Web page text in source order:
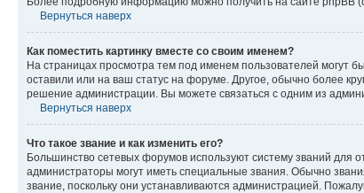
Вернуться наверх
Как поместить картинку вместе со своим именем?
На страницах просмотра тем под именем пользователей могут
оставили или на ваш статус на форуме. Другое, обычно более
решение администрации. Вы можете связаться с одним из
Вернуться наверх
Что такое звание и как изменить его?
Большинство сетевых форумов используют систему званий
администраторы могут иметь специальные звания. Обычно
звание, поскольку они устанавливаются администрацией.